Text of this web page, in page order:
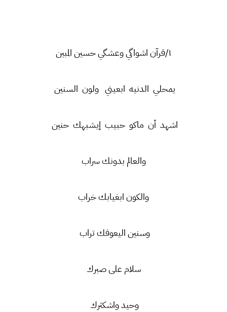
١/قرآن اشواگي وعشگي حسين المبين
يمحلي الدنيه ابعيني ولون السنين
اشهد أن ماكو حبيب إيشبهك حنين
والعالم بدونك سراب
والكون ابغيابك خراب
وسنين اليعوفك تراب
سلام على صبرك
وحيد واشكثرك